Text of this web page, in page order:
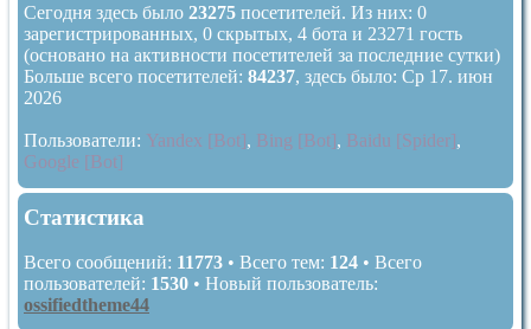
Сегодня здесь было 23275 посетителей. Из них: 0
зарегистрированных, 0 скрытых, 4 бота и 23271 гость
(основано на активности посетителей за последние сутки)
Больше всего посетителей: 84237, здесь было: Ср 17. июн
2026
Пользователи: Yandex [Bot], Bing [Bot], Baidu [Spider],
Google [Bot]
Статистика
Всего сообщений: 11773 • Всего тем: 124 • Всего
пользователей: 1530 • Новый пользователь:
ossifiedtheme44